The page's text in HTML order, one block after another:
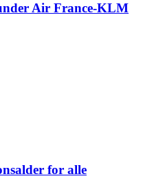
Air France-KLM
for alle